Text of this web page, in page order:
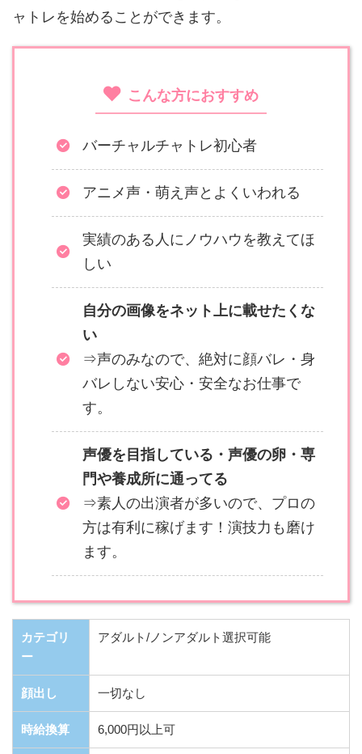
ャトレを始めることができます。
こんな方におすすめ
バーチャルチャトレ初心者
アニメ声・萌え声とよくいわれる
実績のある人にノウハウを教えてほ
しい
自分の画像をネット上に載せたくな
い
⇒声のみなので、絶対に顔バレ・身
バレしない安心・安全なお仕事で
す。
声優を目指している・声優の卵・専
門や養成所に通ってる
⇒素人の出演者が多いので、プロの
方は有利に稼げます！演技力も磨け
ます。
カテゴリ
ー
アダルト/ノンアダルト選択可能
顔出し 一切なし
時給換算 6,000円以上可